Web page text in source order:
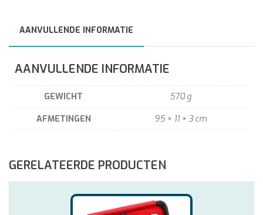
AANVULLENDE INFORMATIE
AANVULLENDE INFORMATIE
GEWICHT
570 g
AFMETINGEN
95 × 11 × 3 cm
GERELATEERDE PRODUCTEN